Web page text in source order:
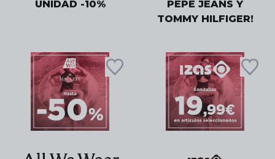
UNIDAD -10%
PEPE JEANS Y
TOMMY HILFIGER!